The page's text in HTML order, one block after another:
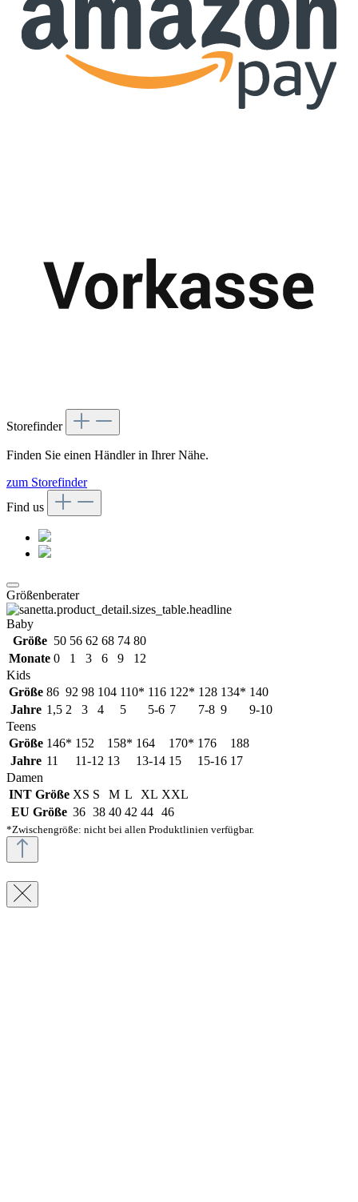
Storefinder
Finden Sie einen Händler in Ihrer Nähe.
zum Storefinder
Find us
Größenberater
Baby
Größe 50 56 62 68 74 80
Monate 0 1 3 6 9
12
Kids
Größe 86 92 98 104 110* 116 122* 128 134* 140
Jahre 1,5 2 3 4 5 5-6 7 7-8 9
9-10
Teens
Größe 146* 152 158* 164 170* 176
188
Jahre 11 11-12 13 13-14 15 15-16 17
Damen
INT Größe XS S M L XL XXL
EU Größe 36 38 40 42 44 46
*Zwischengröße: nicht bei allen Produktlinien verfügbar.